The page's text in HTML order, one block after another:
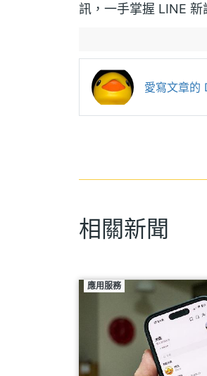
訊，一手掌握 LINE 新
愛寫文章的
相關新聞
應用服務